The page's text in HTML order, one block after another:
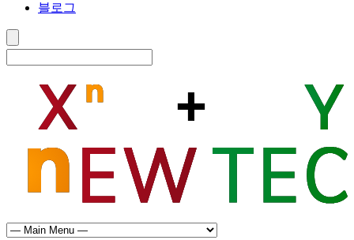
블로그